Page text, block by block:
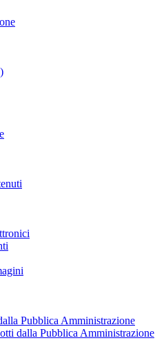
Pubblica Amministrazione
dalla Pubblica Amministrazione